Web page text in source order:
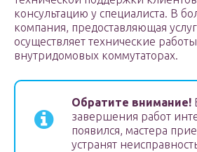
консультацию у специалиста. В
компания, предоставляющая
осуществляет технические
внутридомовых коммутаторах.
Обратите внимание!
завершения работ
появился, мастера
устранят